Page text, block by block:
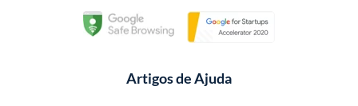
Artigos de Ajuda